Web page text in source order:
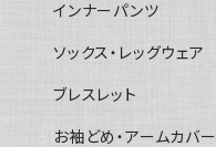
インナーパンツ
ソックス・レッグウェア
ブレスレット
お袖どめ・アームカバー